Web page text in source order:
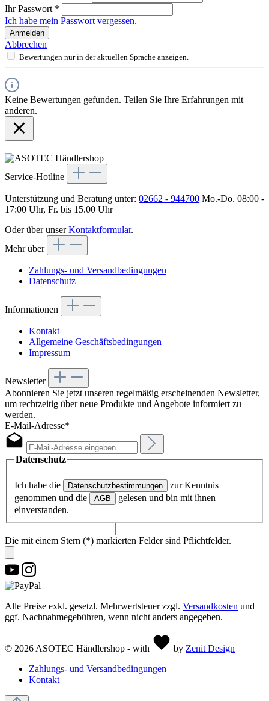
Ihr Passwort *
Ich habe mein Passwort vergessen.
Anmelden
Abbrechen
Bewertungen nur in der aktuellen Sprache anzeigen.
Keine Bewertungen gefunden. Teilen Sie Ihre Erfahrungen mit
anderen.
Service-Hotline
Unterstützung und Beratung unter: 02662 - 944700 Mo.-Do. 08:00 -
17:00 Uhr, Fr. bis 15.00 Uhr
Oder über unserKontaktformular.
Mehr über
Zahlungs- und Versandbedingungen
Datenschutz
Informationen
Kontakt
Allgemeine Geschäftsbedingungen
Impressum
Newsletter
Abonnieren Sie jetzt unseren regelmäßig erscheinenden Newsletter,
um rechtzeitig über neue Produkte und Angebote informiert zu
werden.
E-Mail-Adresse*
Datenschutz
Ich habe die Datenschutzbestimmungen
zur Kenntnis
genommen und die
AGB
gelesen und bin mit ihnen
einverstanden.
Die mit einem Stern (*) markierten Felder sind Pflichtfelder.
Alle Preise exkl. gesetzl. Mehrwertsteuer zzgl. Versandkosten und
ggf. Nachnahmegebühren, wenn nicht anders angegeben.
© 2026 ASOTEC Händlershop - with by Zenit Design
Zahlungs- und Versandbedingungen
Kontakt